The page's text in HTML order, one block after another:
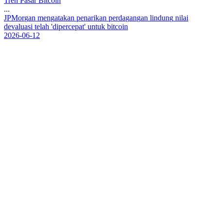
...
JPMorgan mengatakan penarikan perdagangan lindung nilai
devaluasi telah 'dipercepat' untuk bitcoin
2026-06-12